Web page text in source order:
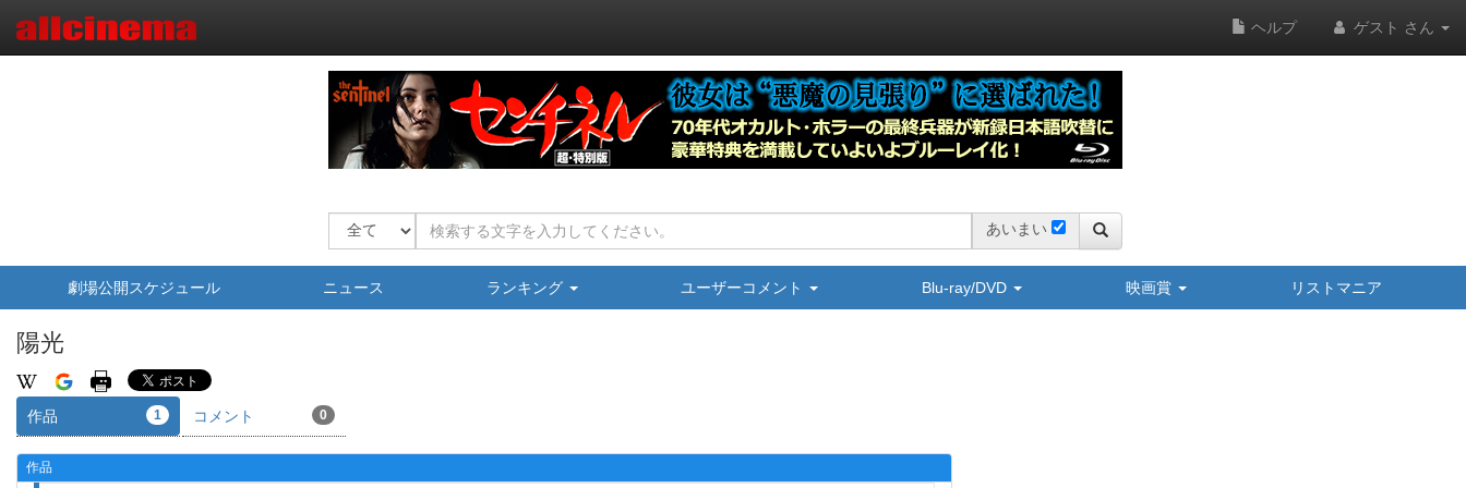
ヘルプ ゲスト さん
あいまい
劇場公開スケジュール ニュース ランキング ユーザーコメント Blu-ray/DVD 映画賞 リストマニア
陽光
作品 1 コメント 0
作品